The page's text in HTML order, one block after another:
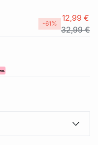
-61%
12,99 €
32,99 €